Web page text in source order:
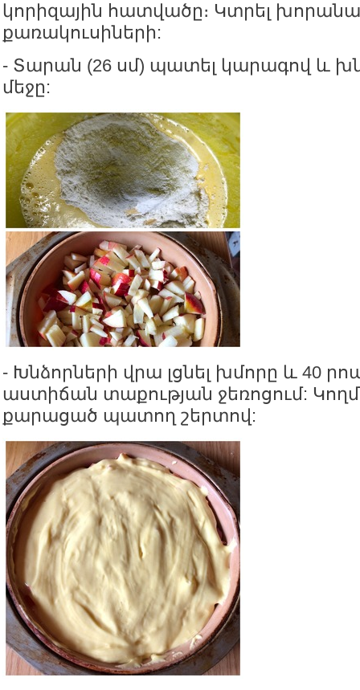
կորիզային հատվածը։ Կտրել
քառակուսիների:
- Տարան (26 սմ) պատել կարագով և
մեջը:
- Խնձորների վրա լցնել խմորը և 40
աստիճան տաքության ջեռոցում:
քարացած պատող շերտով: